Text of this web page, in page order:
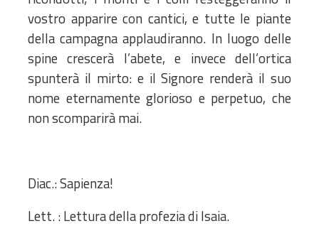
vostro apparire con cantici, e tutte le piante
della campagna applaudiranno. In luogo delle
spine crescerà l’abete, e invece dell’ortica
spunterà il mirto: e il Signore renderà il suo
nome eternamente glorioso e perpetuo, che
non scomparirà mai.
Diac.: Sapienza!
Lett. : Lettura della profezia di Isaia.